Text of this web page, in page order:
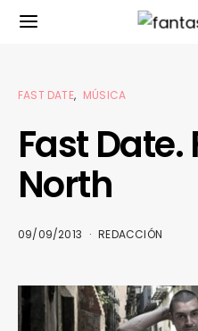
FAST DATE MÚSICA
Fast Date.
North
09/09/2013 REDACCIÓN